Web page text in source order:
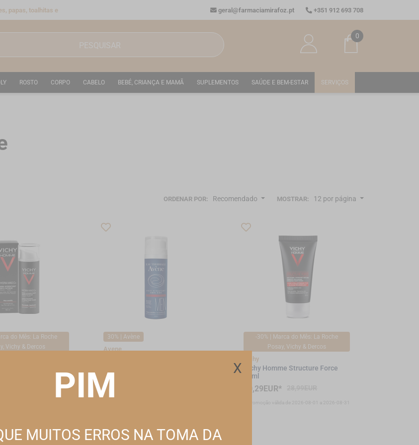
papas, toalhitas e
geral@farmaciamirafoz.pt +351 912 693 708
0
ROSTO CORPO CABELO BEBÉ, CRIANÇA E MAMÃ SUPLEMENTOS SAÚDE E BEM-ESTAR SERVIÇOS
ORDENAR POR: Recomendado MOSTRAR: 12 por página
do Mês: La Roche
Vichy & Dercos
Hidratante Antifadiga
30% | Avène
Avene
23,79EUR*
-30% | Marca do Mês: La Roche
Posay, Vichy & Dercos
Vichy
Vichy Homme Structure Force
50ml
20,29EUR*
*Promoção válida de 2026-08-01 a 2026-08-31
ESTE WEBSITE UTILIZA COOKIES
X
PIM
MUITOS ERROS NA TOMA DA